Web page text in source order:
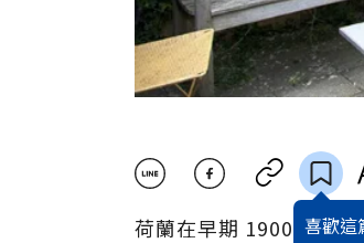
喜歡這
荷蘭在早期 1900 年代